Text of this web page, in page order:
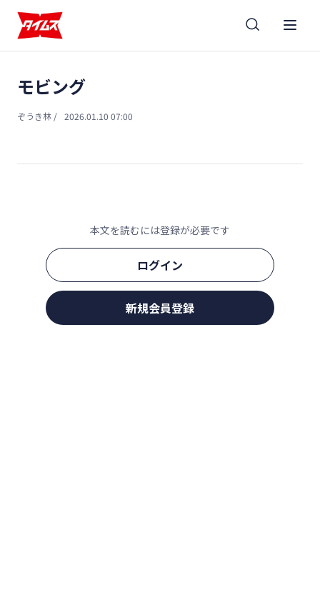
モビング
ぞうき林 / 2026.01.10 07:00
本文を読むには登録が必要です
ログイン
新規会員登録